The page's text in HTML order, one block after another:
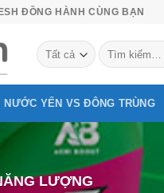
ĐỒNG HÀNH CÙNG BẠN
Tìm
kiếm:
NƯỚC YẾN VS ĐÔNG TRÙNG
LƯỢNG